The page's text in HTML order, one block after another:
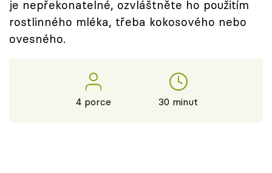
Sledujte nás
je nepřekonatelné, ozvláštněte ho použitím
rostlinného mléka, třeba kokosového nebo
ovesného.
4 porce 30 minut